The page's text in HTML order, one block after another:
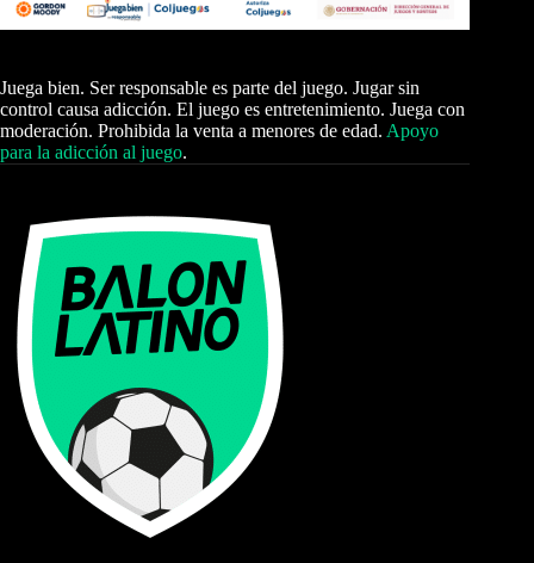
Juega bien. Ser responsable es parte del juego. Jugar sin
control causa adicción. El juego es entretenimiento. Juega con
moderación. Prohibida la venta a menores de edad. Apoyo
para la adicción al juego.